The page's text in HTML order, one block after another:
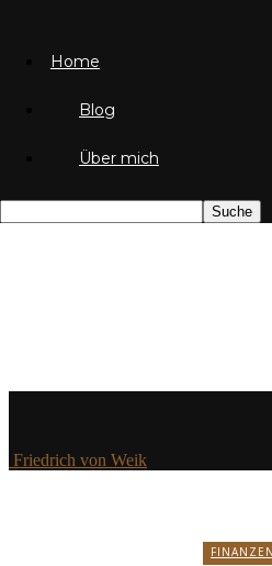
Friedrich von Weik
Home
Blog
Über mich
FINANZEN